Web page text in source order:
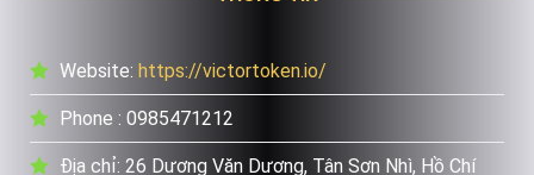
Website: https://victortoken.io/
Phone : 0985471212
Địa chỉ: 26 Dương Văn Dương, Tân Sơn Nhì, Hồ Chí